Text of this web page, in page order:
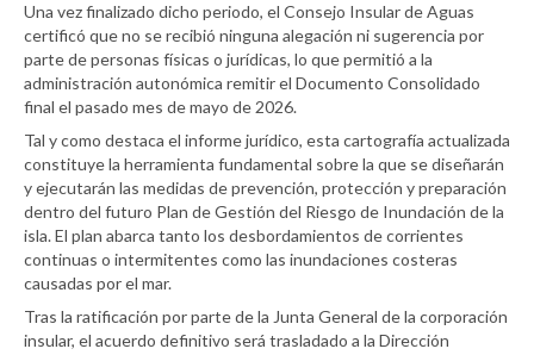
Una vez finalizado dicho periodo, el Consejo Insular de Aguas
certificó que no se recibió ninguna alegación ni sugerencia por
parte de personas físicas o jurídicas, lo que permitió a la
administración autonómica remitir el Documento Consolidado
final el pasado mes de mayo de 2026.
Tal y como destaca el informe jurídico, esta cartografía actualizada
constituye la herramienta fundamental sobre la que se diseñarán
y ejecutarán las medidas de prevención, protección y preparación
dentro del futuro Plan de Gestión del Riesgo de Inundación de la
isla. El plan abarca tanto los desbordamientos de corrientes
continuas o intermitentes como las inundaciones costeras
causadas por el mar.
Tras la ratificación por parte de la Junta General de la corporación
insular, el acuerdo definitivo será trasladado a la Dirección